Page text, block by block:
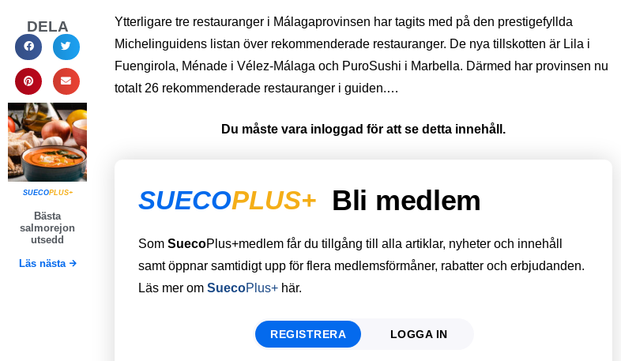
DELA
SUECOPLUS+
Bästa
salmorejon
utsedd
Läs nästa
Ytterligare tre restauranger i Málagaprovinsen har tagits med på den prestigefyllda
Michelinguidens listan över rekommenderade restauranger. De nya tillskotten är Lila i
Fuengirola, Ménade i Vélez-Málaga och PuroSushi i Marbella. Därmed har provinsen nu
totalt 26 rekommenderade restauranger i guiden.…
Du måste vara inloggad för att se detta innehåll.
SUECOPLUS+ Bli medlem
Som SuecoPlus+medlem får du tillgång till alla artiklar, nyheter och innehåll
samt öppnar samtidigt upp för flera medlemsförmåner, rabatter och erbjudanden.
Läs mer om SuecoPlus+ här.
REGISTRERA LOGGA IN